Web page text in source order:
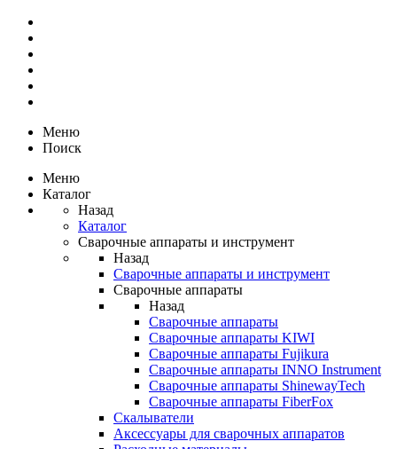
Меню
Поиск
Меню
Каталог
Назад
Каталог
Сварочные аппараты и инструмент
Назад
Сварочные аппараты и инструмент
Сварочные аппараты
Назад
Сварочные аппараты
Сварочные аппараты KIWI
Сварочные аппараты Fujikura
Сварочные аппараты INNO Instrument
Сварочные аппараты ShinewayTech
Cварочные аппараты FiberFox
Скалыватели
Аксессуары для сварочных аппаратов